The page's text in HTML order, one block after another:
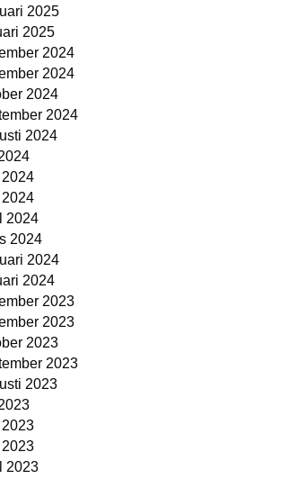
2025
2025
2024
2024
2024
2024
2024
2024
2024
2024
2024
2023
2023
2023
2023
2023
2023